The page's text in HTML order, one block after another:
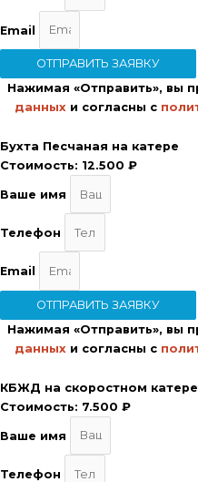
Email
ОТПРАВИТЬ ЗАЯВКУ
Нажимая «Отправить», вы
данных и согласны с
Бухта Песчаная на катере
Стоимость: 12.500 ₽
Ваше имя
Телефон
Email
ОТПРАВИТЬ ЗАЯВКУ
Нажимая «Отправить», вы
данных и согласны с
КБЖД на скоростном катере
Стоимость: 7.500 ₽
Ваше имя
Телефон